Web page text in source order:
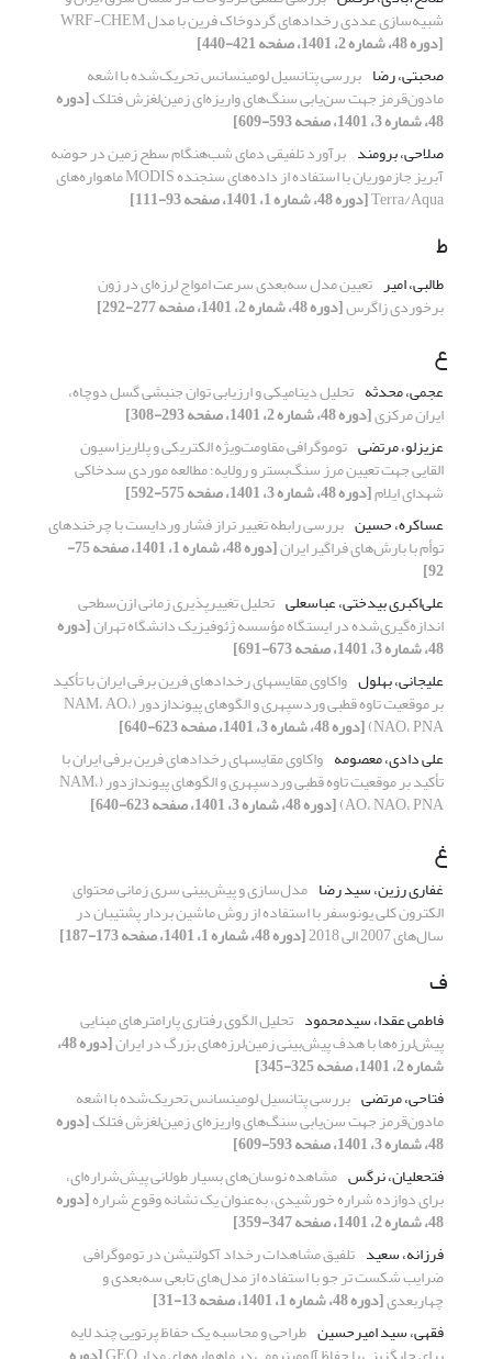
شبیه‌‌سازی عددی رخدادهای گردوخاک‌ فرین با مدل WRF-CHEM
[دوره 48، شماره 2، 1401، صفحه 421-440]
صحبتی، رضا بررسی پتانسیل لومینسانس تحریک‌شده با اشعه
مادون‌قرمز جهت سن‌یابی سنگ‌های واریزه‌ای زمین‌لغزش فتلک[دوره
48، شماره 3، 1401، صفحه 593-609]
صلاحی، برومند برآورد تلفیقی دمای شب‌هنگام سطح زمین در حوضه
آبریز جازموریان با استفاده از داده‌های سنجنده MODIS ماهواره‌های
Terra/Aqua[دوره 48، شماره 1، 1401، صفحه 93-111]
ط
طالبی، امیر تعیین مدل سه‌بعدی سرعت امواج لرزه‌ای در زون
برخوردی زاگرس[دوره 48، شماره 2، 1401، صفحه 277-292]
ع
عجمی، محدثه تحلیل دینامیکی و ارزیابی توان جنبشی گسل دوچاه،
ایران مرکزی[دوره 48، شماره 2، 1401، صفحه 293-308]
عزیزلو، مرتضی توموگرافی مقاومت‌ویژه الکتریکی و پلاریزاسیون
القایی جهت تعیین مرز سنگ‌بستر و رولایه؛ مطالعه موردی سدخاکی
شهدای ایلام[دوره 48، شماره 3، 1401، صفحه 575-592]
عساکره، حسین بررسی رابطه تغییر تراز فشار وردایست با چرخند‌های
توأم با بارش‌های فراگیر ایران [دوره 48، شماره 1، 1401، صفحه 75-
92]
علی‌اکبری بیدختی، عباسعلی تحلیل تغییرپذیری زمانی ازن‌سطحی
اندازه‌گیری‌شده در ایستگاه مؤسسه ژئوفیزیک دانشگاه تهران[دوره
48، شماره 3، 1401، صفحه 673-691]
علیجانی، بهلول
واکاوی مقایسه‎ای رخدادهای فرین برفی ایران با تأکید
بر موقعیت تاوه قطبی وردسپهری و الگوهای پیوندازدور (NAM، AO،
NAO، PNA) [دوره 48، شماره 3، 1401، صفحه 623-640]
علی دادی، معصومه
واکاوی مقایسه‎ای رخدادهای فرین برفی ایران با
تأکید بر موقعیت تاوه قطبی وردسپهری و الگوهای پیوندازدور (NAM،
AO، NAO، PNA) [دوره 48، شماره 3، 1401، صفحه 623-640]
غ
غفاری رزین، سید رضا مدل‌سازی و پیش‌بینی سری زمانی محتوای
الکترون کلی یونوسفر با استفاده از روش‌ ماشین بردار پشتیبان در
سال‌های 2007 الی 2018 [دوره 48، شماره 1، 1401، صفحه 173-187]
ف
فاطمی عقدا، سیدمحمود تحلیل الگوی رفتاری پارامترهای مبنایی
پیش‌لرزه‌ها با هدف پیش‌بینی زمین‌لرزه‌های بزرگ در ایران [دوره 48،
شماره 2، 1401، صفحه 325-345]
فتاحی، مرتضی بررسی پتانسیل لومینسانس تحریک‌شده با اشعه
مادون‌قرمز جهت سن‌یابی سنگ‌های واریزه‌ای زمین‌لغزش فتلک[دوره
48، شماره 3، 1401، صفحه 593-609]
فتحعلیان، نرگس مشاهده نوسان‌های بسیار طولانی پیش‌شراره‌ای،
برای دوازده شراره خورشیدی، به‌‌‌عنوان یک نشانه وقوع شراره[دوره
48، شماره 2، 1401، صفحه 347-359]
فرزانه، سعید تلفیق مشاهدات رخداد آکولتیشن در توموگرافی
ضرایب شکست تر جو با استفاده از مدل‌های تابعی سه‌بعدی و
چهاربعدی[دوره 48، شماره 1، 1401، صفحه 13-31]
فقهی، سید امیرحسین طراحی و محاسبه یک حفاظ پرتویی چند لایه